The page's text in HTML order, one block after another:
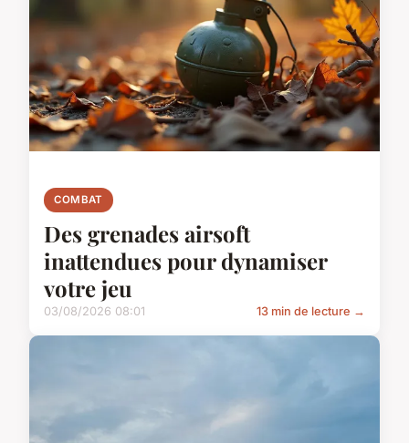
COMBAT
Des grenades airsoft
inattendues pour dynamiser
votre jeu
03/08/2026 08:01 13 min de lecture →